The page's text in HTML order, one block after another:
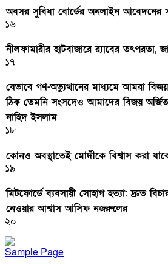
অবসর সুবিধা বোর্ডের অনলাইন আবেদনের
১৬
নীলফামারীর হাটবাজারে র‌্যাবের তৎপরতা,
১৭
যেভাবে গণ-অভ্যুত্থানের মাধ্যমে আমরা
ঠিক তেমনি সংসদেও আমাদের বিজয়
নাহিদ ইসলাম
১৮
কোনও অবস্থাতেই মোদীকে বিশ্বাস করা
১৯
মিটফোর্ডে ব্যবসায়ী সোহাগ হত্যা: দ্রুত
নেওয়ার আশ্বাস আসিফ নজরুলের
২০
Sample Page